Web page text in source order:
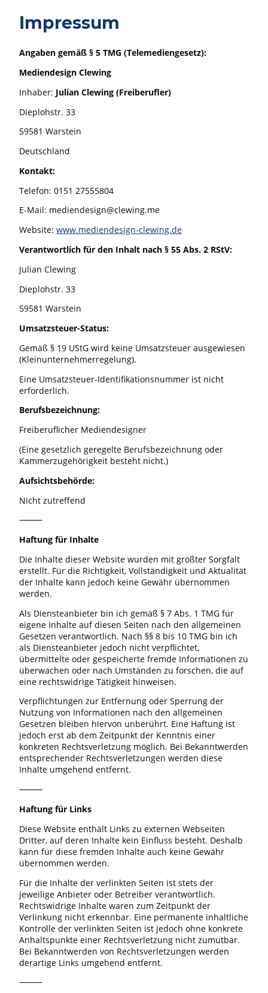
Impressum
Angaben gemäß § 5 TMG (Telemediengesetz):
Mediendesign Clewing
Inhaber: Julian Clewing (Freiberufler)
Dieplohstr. 33
59581 Warstein
Deutschland
Kontakt:
Telefon: 0151 27555804
E-Mail: mediendesign@clewing.me
Website: www.mediendesign-clewing.de
Verantwortlich für den Inhalt nach § 55 Abs. 2 RStV:
Julian Clewing
Dieplohstr. 33
59581 Warstein
Umsatzsteuer-Status:
Gemäß § 19 UStG wird keine Umsatzsteuer ausgewiesen
(Kleinunternehmerregelung).
Eine Umsatzsteuer-Identifikationsnummer ist nicht
erforderlich.
Berufsbezeichnung:
Freiberuflicher Mediendesigner
(Eine gesetzlich geregelte Berufsbezeichnung oder
Kammerzugehörigkeit besteht nicht.)
Aufsichtsbehörde:
Nicht zutreffend
⸻
Haftung für Inhalte
Die Inhalte dieser Website wurden mit größter Sorgfalt
erstellt. Für die Richtigkeit, Vollständigkeit und Aktualität
der Inhalte kann jedoch keine Gewähr übernommen
werden.
Als Diensteanbieter bin ich gemäß § 7 Abs. 1 TMG für
eigene Inhalte auf diesen Seiten nach den allgemeinen
Gesetzen verantwortlich. Nach §§ 8 bis 10 TMG bin ich
als Diensteanbieter jedoch nicht verpflichtet,
übermittelte oder gespeicherte fremde Informationen zu
überwachen oder nach Umständen zu forschen, die auf
eine rechtswidrige Tätigkeit hinweisen.
Verpflichtungen zur Entfernung oder Sperrung der
Nutzung von Informationen nach den allgemeinen
Gesetzen bleiben hiervon unberührt. Eine Haftung ist
jedoch erst ab dem Zeitpunkt der Kenntnis einer
konkreten Rechtsverletzung möglich. Bei Bekanntwerden
entsprechender Rechtsverletzungen werden diese
Inhalte umgehend entfernt.
⸻
Haftung für Links
Diese Website enthält Links zu externen Webseiten
Dritter, auf deren Inhalte kein Einfluss besteht. Deshalb
kann für diese fremden Inhalte auch keine Gewähr
übernommen werden.
Für die Inhalte der verlinkten Seiten ist stets der
jeweilige Anbieter oder Betreiber verantwortlich.
Rechtswidrige Inhalte waren zum Zeitpunkt der
Verlinkung nicht erkennbar. Eine permanente inhaltliche
Kontrolle der verlinkten Seiten ist jedoch ohne konkrete
Anhaltspunkte einer Rechtsverletzung nicht zumutbar.
Bei Bekanntwerden von Rechtsverletzungen werden
derartige Links umgehend entfernt.
⸻